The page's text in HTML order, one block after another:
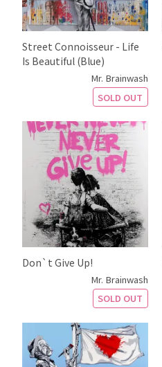
Street Connoisseur - Life
Is Beautiful (Blue)
Mr. Brainwash
SOLD OUT
Don`t Give Up!
Mr. Brainwash
SOLD OUT